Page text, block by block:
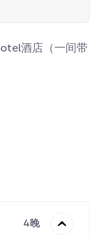
酒店（一间带
4晚